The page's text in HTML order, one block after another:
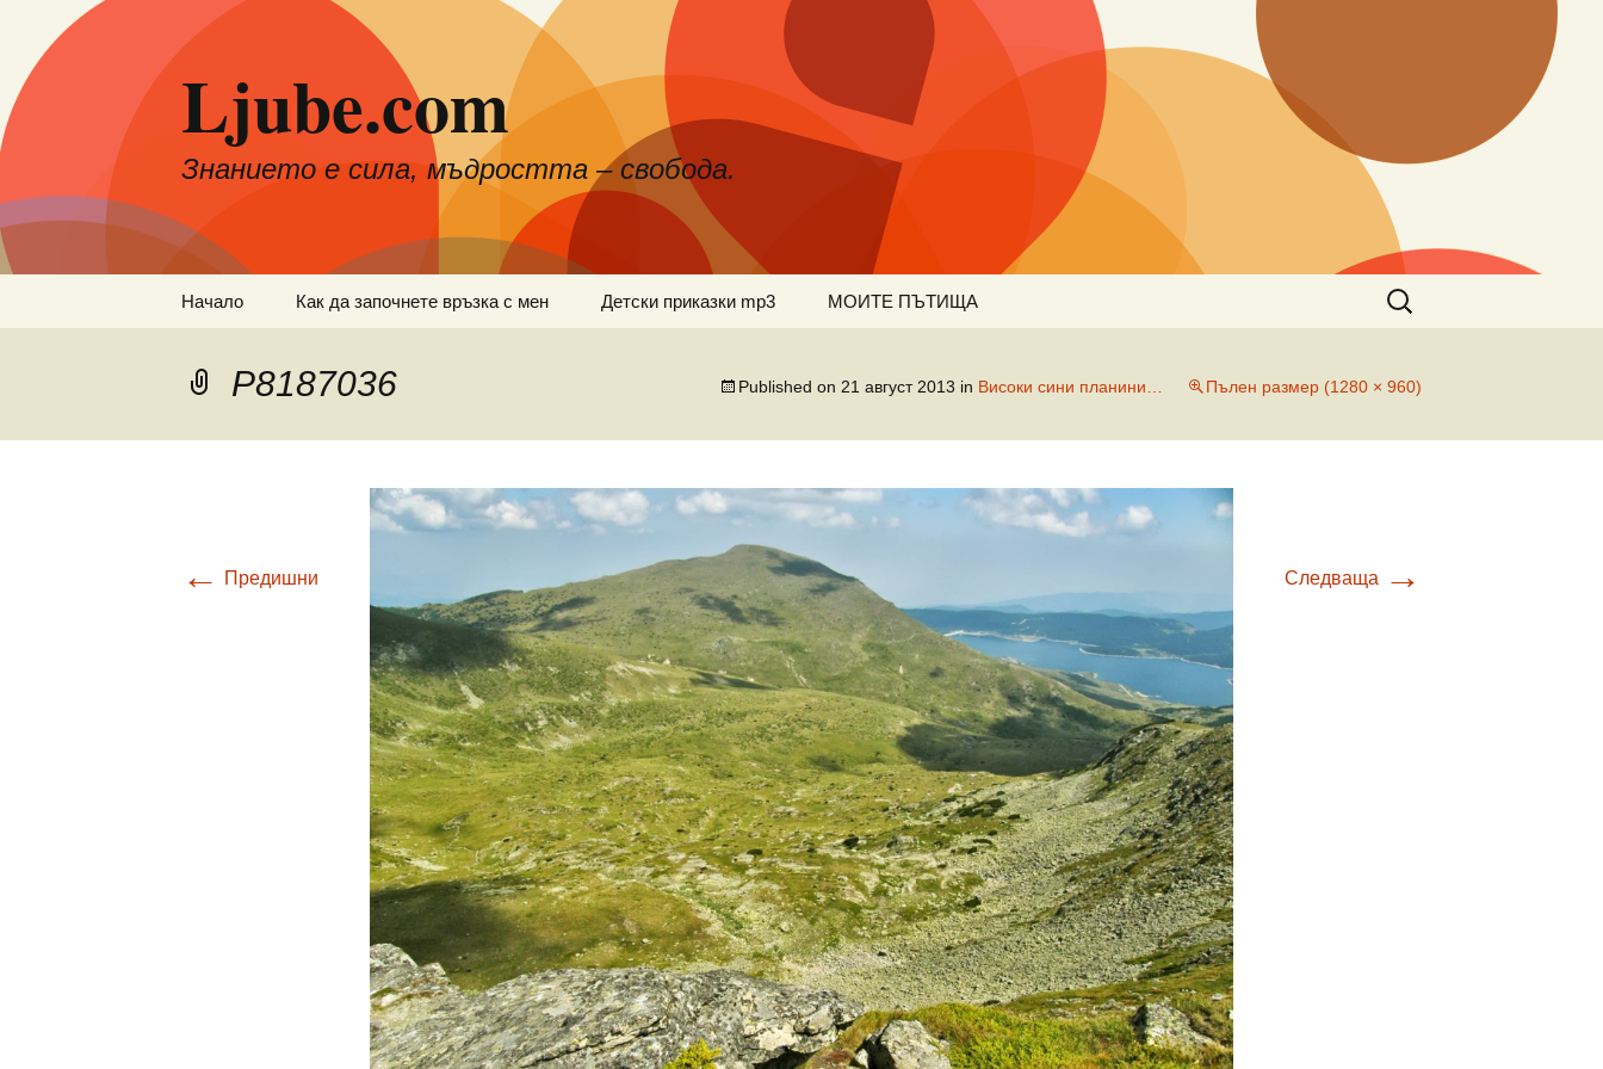
съдържанието
Ljube.com
Знанието е сила, мъдростта – свобода.
Начало Как да започнете връзка с мен Детски приказки mp3 МОИТЕ ПЪТИЩА
Търсене
за:
P8187036 Published on 21 август 2013 in Високи сини планини… Пълен размер (1280 × 960)
← Предишни Следваща →